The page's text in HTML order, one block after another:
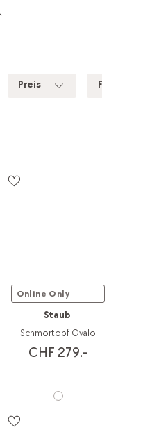
Preis Farbe
Online Only
Staub
Schmortopf Ovalo
CHF 279.-